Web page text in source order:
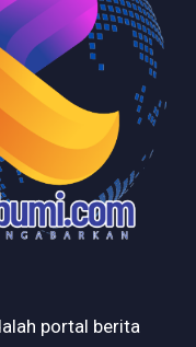
portal berita